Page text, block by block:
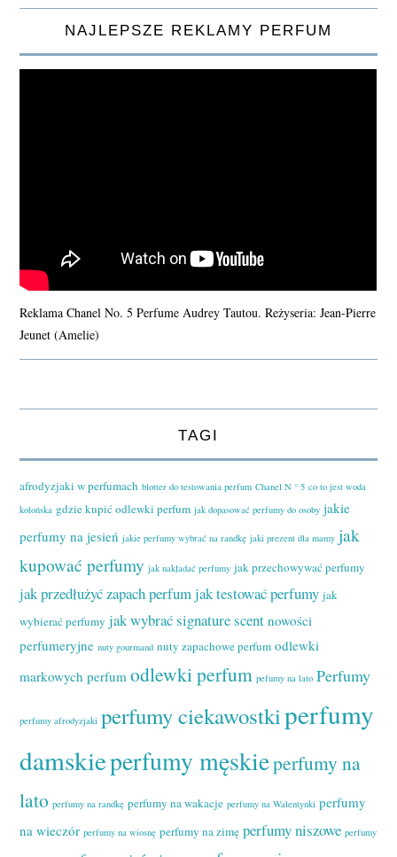
NAJLEPSZE REKLAMY PERFUM
Reklama Chanel No. 5 Perfume Audrey Tautou. Reżyseria: Jean-Pierre
Jeunet (Amelie)
TAGI
afrodyzjaki w perfumach blotter do testowania perfum Chanel N ° 5 co to jest woda
kolońska gdzie kupić odlewki perfum jak dopasować perfumy do osoby jakie
perfumy na jesień jakie perfumy wybrać na randkę jaki prezent dla mamy jak
kupować perfumy jak nakładać perfumy jak przechowywać perfumy
jak przedłużyć zapach perfumjak testować perfumy jak
wybierać perfumy jak wybrać signature scent nowości
perfumeryjne nuty gourmand nuty zapachowe perfum odlewki
markowych perfum odlewki perfum pefumy na lato Perfumy
perfumy afrodyzjaki perfumy ciekawostkiperfumy
damskieperfumy męskieperfumy na
lato perfumy na randkę perfumy na wakacje perfumy na Walentynki perfumy
na wieczór perfumy na wiosnę perfumy na zimę perfumy niszowe perfumy